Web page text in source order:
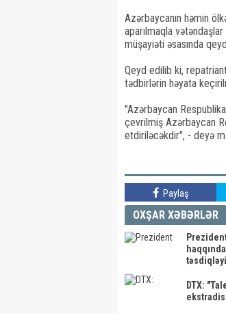
Azərbaycanın həmin
aparılmaqla
müşayiəti əsasında
Qeyd edilib ki,
tədbirlərin həyata
"Azərbaycan
çevrilmiş Azərbaycan
etdiriləcəkdir", - deyə
Paylaş
OXŞAR XƏBƏRLƏR
DTX: